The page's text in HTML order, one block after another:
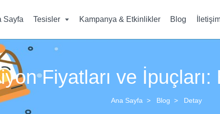
Sayfa Tesisler Kampanya & Etkinlikler Blog
Fiyatları ve
Ana Sayfa Blog Detay